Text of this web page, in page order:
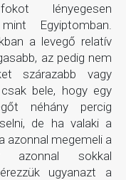
lényegesen
Egyiptomban.
a levegő relatív
az pedig nem
szárazabb vagy
bele, hogy egy
néhány percig
de ha valaki a
azonnal megemeli a
azonnal sokkal
ugyanazt a